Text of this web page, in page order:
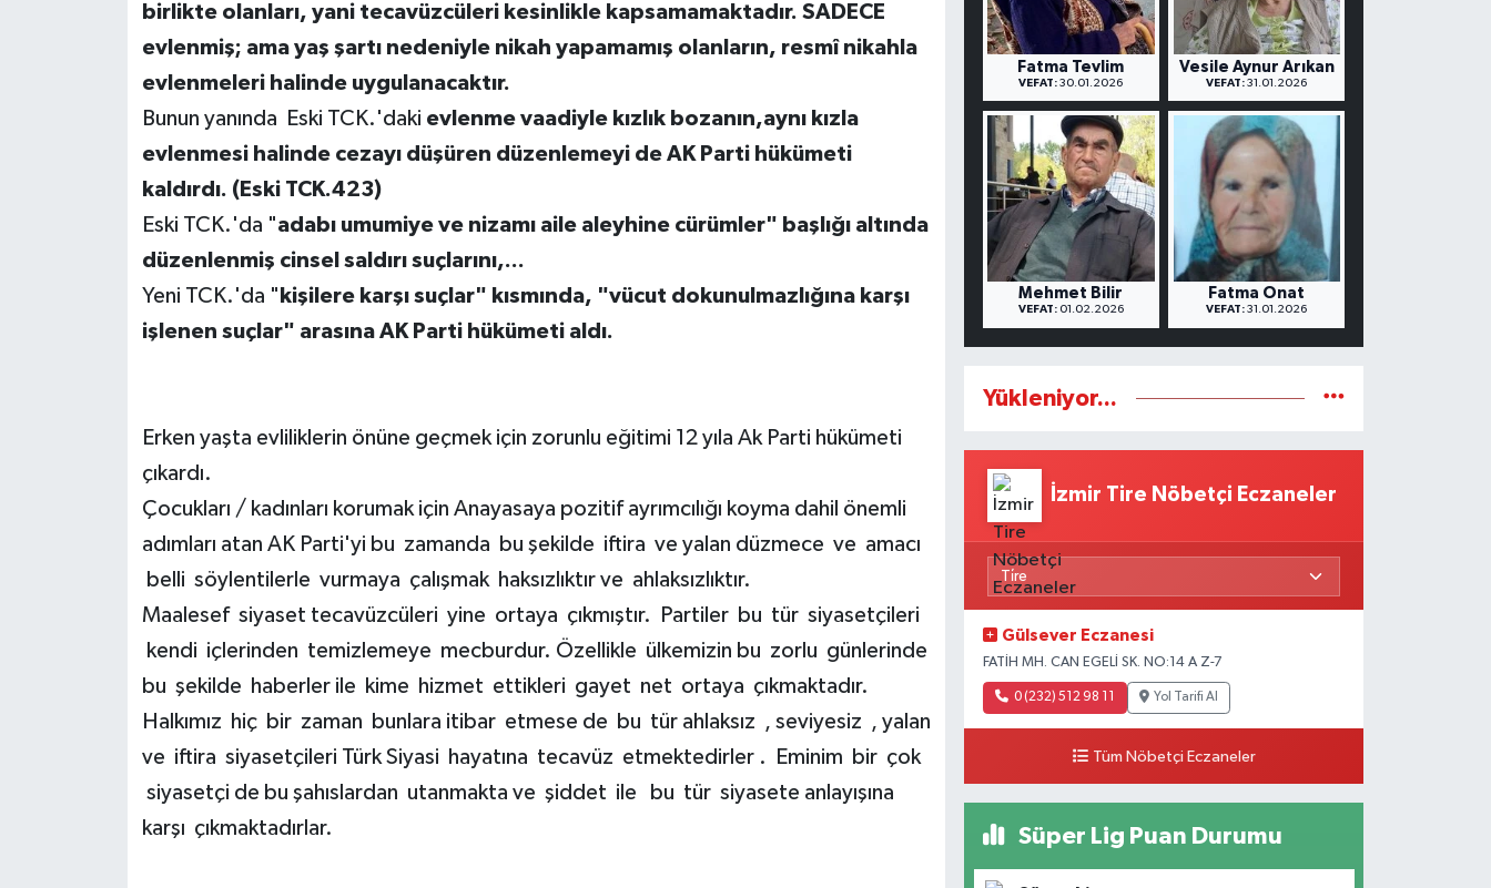
birlikte olanları, yani tecavüzcüleri kesinlikle kapsamamaktadır. SADECE
evlenmiş; ama yaş şartı nedeniyle nikah yapamamış olanların, resmî nikahla
evlenmeleri halinde uygulanacaktır.
Bunun yanında Eski TCK.'daki evlenme vaadiyle kızlık bozanın,aynı kızla
evlenmesi halinde cezayı düşüren düzenlemeyi de AK Parti hükümeti
kaldırdı. (Eski TCK.423)
Eski TCK.'da "adabı umumiye ve nizamı aile aleyhine cürümler" başlığı altında
düzenlenmiş cinsel saldırı suçlarını,...
Yeni TCK.'da " kişilere karşı suçlar" kısmında, "vücut dokunulmazlığına karşı
işlenen suçlar" arasına AK Parti hükümeti aldı.
Erken yaşta evliliklerin önüne geçmek için zorunlu eğitimi 12 yıla Ak Parti hükümeti
çıkardı.
Çocukları / kadınları korumak için Anayasaya pozitif ayrımcılığı koyma dahil önemli
adımları atan AK Parti'yi bu zamanda bu şekilde iftira ve yalan düzmece ve amacı
belli söylentilerle vurmaya çalışmak haksızlıktır ve ahlaksızlıktır.
Maalesef siyaset tecavüzcüleri yine ortaya çıkmıştır. Partiler bu tür siyasetçileri
kendi içlerinden temizlemeye mecburdur. Özellikle ülkemizin bu zorlu günlerinde
bu şekilde haberler ile kime hizmet ettikleri gayet net ortaya çıkmaktadır.
Halkımız hiç bir zaman bunlara itibar etmese de bu tür ahlaksız , seviyesiz , yalan
ve iftira siyasetçileri Türk Siyasi hayatına tecavüz etmektedirler . Eminim bir çok
siyasetçi de bu şahıslardan utanmakta ve şiddet ile bu tür siyasete anlayışına
karşı çıkmaktadırlar.
Fatma Tevlim
VEFAT: 30.01.2026
Vesile Aynur Arıkan
VEFAT: 31.01.2026
Mehmet Bilir
VEFAT:01.02.2026
Fatma Onat
VEFAT: 31.01.2026
Yükleniyor...
İzmir Tire Nöbetçi Eczaneler
Gülsever Eczanesi
FATİH MH. CAN EGELİ SK. NO:14 A Z-7
0 (232) 512 98 11 Yol Tarifi Al
Tüm Nöbetçi Eczaneler
Süper Lig Puan Durumu